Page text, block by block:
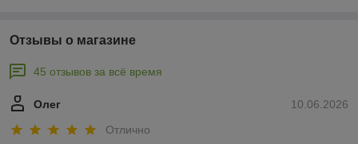
Отзывы о магазине
45 отзывов за всё время
10.06.2026
Олег
Отлично